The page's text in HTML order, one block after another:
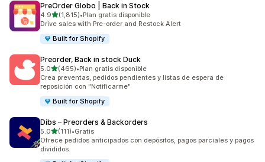
PreOrder Globo | Back in Stock
4.9de 5 estrellas
(1,815)
1815 reseñas en total
•Plan gratis disponible
Drive sales with Pre-order and Restock Alert
Built for Shopify
Preorder, Back in stock Duck
5.0de 5 estrellas
(465)
465 reseñas en total
•Plan gratis disponible
Crea preventas, pedidos pendientes y listas de espera de
reposición con "Notificarme"
Built for Shopify
Dibs – Preorders & Backorders
5.0de 5 estrellas
(111)
111 reseñas en total
•Gratis
Ofrece pedidos anticipados con depósitos, pagos parciales y pagos
divididos.